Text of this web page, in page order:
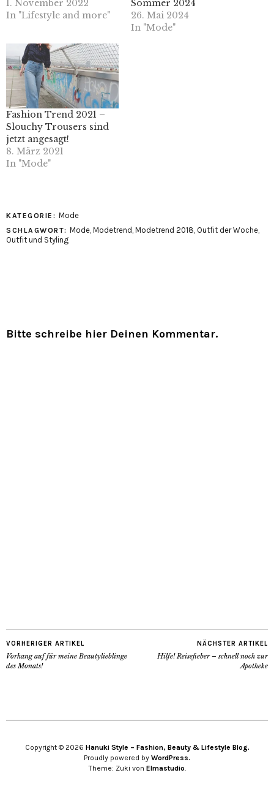
1. November 2022
In "Lifestyle and more"
Sommer 2024
26. Mai 2024
In "Mode"
Fashion Trend 2021 –
Slouchy Trousers sind
jetzt angesagt!
8. März 2021
In "Mode"
KATEGORIE: Mode
SCHLAGWORT: Mode Modetrend Modetrend 2018 Outfit der Woche
Outfit und Styling
Bitte schreibe hier Deinen Kommentar.
VORHERIGER ARTIKEL
Vorhang auf für meine Beautylieblinge
des Monats!
NÄCHSTER ARTIKEL
Hilfe! Reisefieber – schnell noch zur
Apotheke
Copyright © 2026 Hanuki Style – Fashion, Beauty & Lifestyle Blog.
Proudly powered by WordPress.
Theme: Zuki von Elmastudio